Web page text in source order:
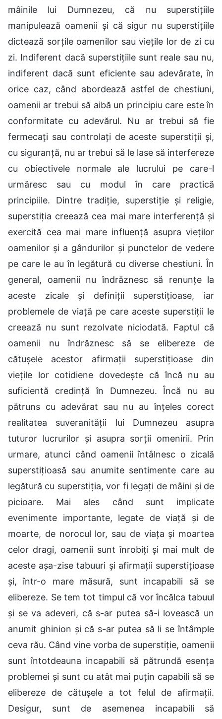
mâinile lui Dumnezeu, că nu superstițiile
manipulează oamenii și că sigur nu superstițiile
dictează sorțile oamenilor sau viețile lor de zi cu
zi. Indiferent dacă superstițiile sunt reale sau nu,
indiferent dacă sunt eficiente sau adevărate, în
orice caz, când abordează astfel de chestiuni,
oamenii ar trebui să aibă un principiu care este în
conformitate cu adevărul. Nu ar trebui să fie
fermecați sau controlați de aceste superstiții și,
cu siguranță, nu ar trebui să le lase să interfereze
cu obiectivele normale ale lucrului pe care-l
urmăresc sau cu modul în care practică
principiile. Dintre tradiție, superstiție și religie,
superstiția creează cea mai mare interferență și
exercită cea mai mare influență asupra vieților
oamenilor și a gândurilor și punctelor de vedere
pe care le au în legătură cu diverse chestiuni. În
general, oamenii nu îndrăznesc să renunțe la
aceste zicale și definiții superstițioase, iar
problemele de viață pe care aceste superstiții le
creează nu sunt rezolvate niciodată. Faptul că
oamenii nu îndrăznesc să se elibereze de
cătușele acestor afirmații superstițioase din
viețile lor cotidiene dovedește că încă nu au
suficientă credință în Dumnezeu. Încă nu au
pătruns cu adevărat sau nu au înțeles corect
realitatea suveranității lui Dumnezeu asupra
tuturor lucrurilor și asupra sorții omenirii. Prin
urmare, atunci când oamenii întâlnesc o zicală
superstițioasă sau anumite sentimente care au
legătură cu superstiția, vor fi legați de mâini și de
picioare. Mai ales când sunt implicate
evenimente importante, legate de viață și de
moarte, de norocul lor, sau de viața și moartea
celor dragi, oamenii sunt înrobiți și mai mult de
aceste așa-zise tabuuri și afirmații superstițioase
și, într-o mare măsură, sunt incapabili să se
elibereze. Se tem tot timpul că vor încălca tabuul
și se va adeveri, că s-ar putea să-i lovească un
anumit ghinion și că s-ar putea să li se întâmple
ceva rău. Când vine vorba de superstiție, oamenii
sunt întotdeauna incapabili să pătrundă esența
problemei și sunt cu atât mai puțin capabili să se
elibereze de cătușele a tot felul de afirmații.
Desigur, sunt de asemenea incapabili să